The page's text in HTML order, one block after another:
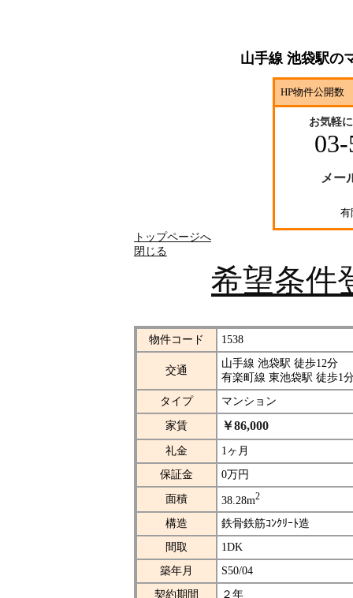
山手線 池袋駅の
HP物件公開数
お気軽
メー
トップページへ
閉じる
希望条件
物件コード 1538
交通
山手線 池袋駅 徒歩12分
有楽町線 東池袋駅 徒歩1
タイプ
マンション
家賃 ￥86,000
礼金
1ヶ月
保証金
0万円
面積 38.28m2
構造
鉄骨鉄筋ｺﾝｸﾘｰﾄ造
間取
1DK
築年月
S50/04
契約期間
２年